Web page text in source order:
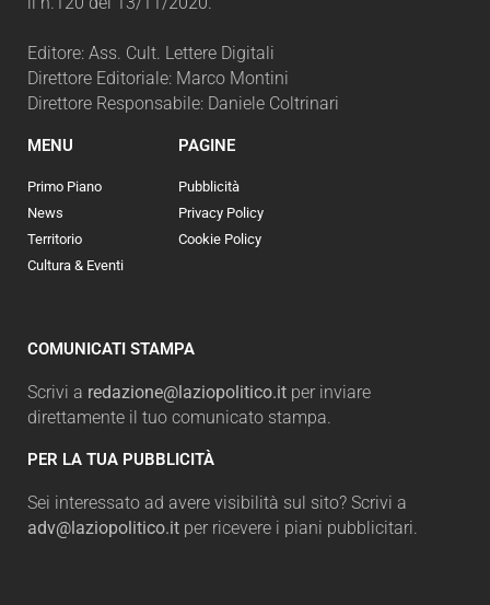
Editore: Ass. Cult. Lettere Digitali
Direttore Editoriale: Marco Montini
Direttore Responsabile: Daniele Coltrinari
MENU
Primo Piano
News
Territorio
Cultura & Eventi
PAGINE
Pubblicità
Privacy Policy
Cookie Policy
COMUNICATI STAMPA
Scrivi a redazione@laziopolitico.it per inviare
direttamente il tuo comunicato stampa.
PER LA TUA PUBBLICITÀ
Sei interessato ad avere visibilità sul sito? Scrivi a
adv@laziopolitico.it per ricevere i piani pubblicitari.